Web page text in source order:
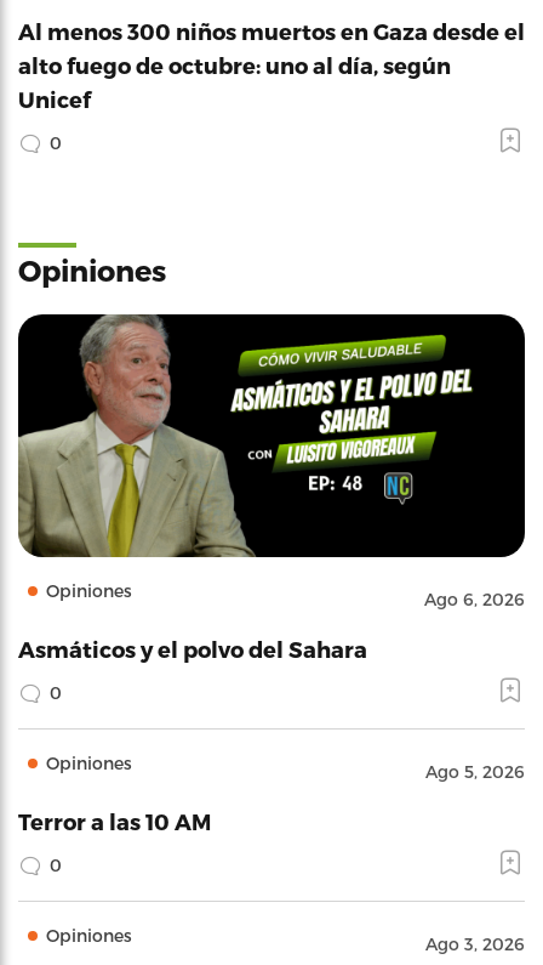
Al menos 300 niños muertos en Gaza desde el
alto fuego de octubre: uno al día, según
Unicef
0
Opiniones
Opiniones Ago 6, 2026
Asmáticos y el polvo del Sahara
0
Opiniones Ago 5, 2026
Terror a las 10 AM
0
Opiniones Ago 3, 2026